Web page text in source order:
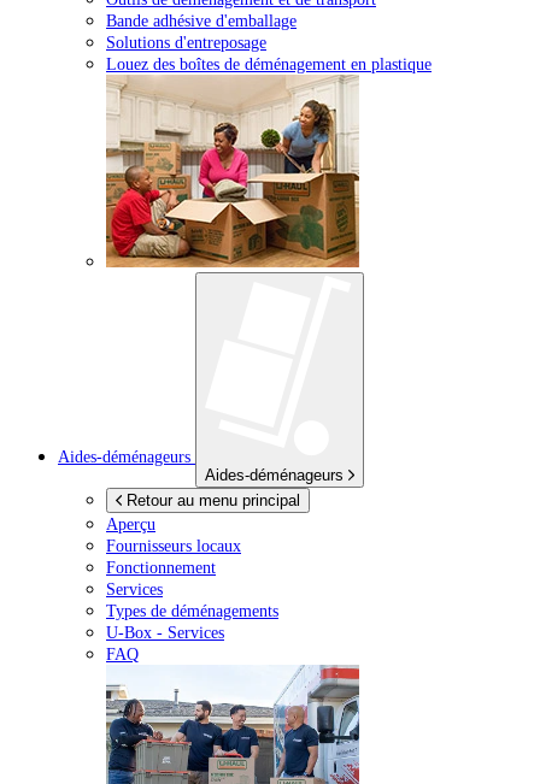
Bande adhésive d'emballage
Solutions d'entreposage
Louez des boîtes de déménagement en plastique
Aides-déménageurs
Aides-déménageurs
Retour au menu principal
Aperçu
Fournisseurs locaux
Fonctionnement
Services
Types de déménagements
U-Box - Services
FAQ